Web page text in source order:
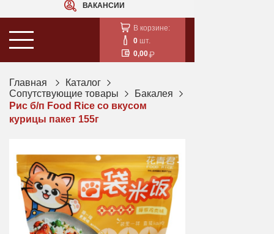
ВАКАНСИИ
В корзине:
0 шт.
0,00
Главная
Каталог
Сопутствующие товары
Бакалея
Рис б/п Food Rice со вкусом
курицы пакет 155г